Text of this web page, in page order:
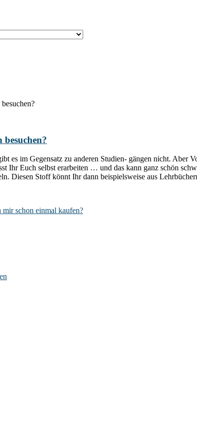
besuchen?
es im Gegensatz zu anderen Studien- gängen nicht.
Ihr Euch selbst erarbeiten … und das kann ganz schön
Diesen Stoff könnt Ihr dann beispielsweise aus
schon einmal kaufen?